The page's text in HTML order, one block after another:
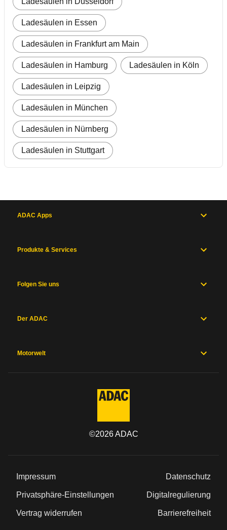
Ladesäulen in Essen
Ladesäulen in Frankfurt am Main
Ladesäulen in Hamburg Ladesäulen in Köln
Ladesäulen in Leipzig
Ladesäulen in München
Ladesäulen in Nürnberg
Ladesäulen in Stuttgart
ADAC Apps
Produkte & Services
Folgen Sie uns
Der ADAC
Motorwelt
©2026ADAC
Impressum Datenschutz
Privatsphäre-Einstellungen Digitalregulierung
Vertrag widerrufen Barrierefreiheit